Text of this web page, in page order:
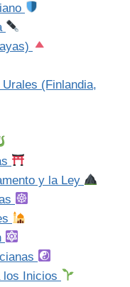
(Finlandia,
y la Ley
los Inicios